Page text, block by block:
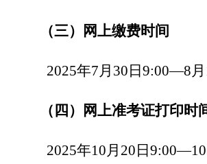
（三）网上缴费时间
2025年7 月 30 日9:00—8 月
（四）网上准考证打印时
2025年10月 20 日9:00—10